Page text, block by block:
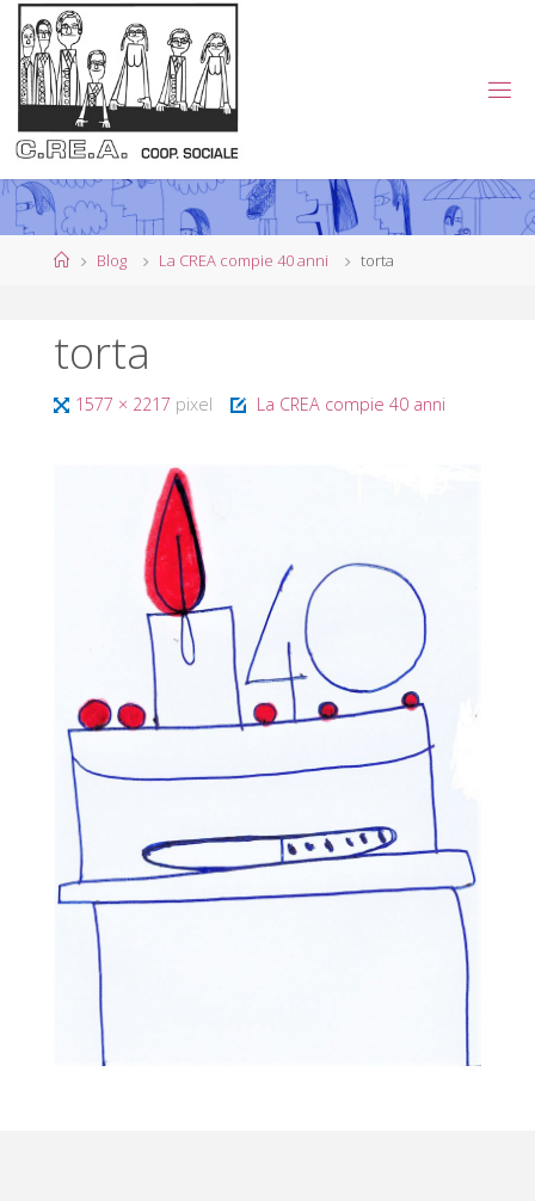
Salta
contenuto
.RE
.A.
VA
S O
C I A
LE
VIA
RE
HomeBlog La CREA compie 40 anni torta
torta
Tutta1577 × 2217 pixel La CREA compie 40 anni